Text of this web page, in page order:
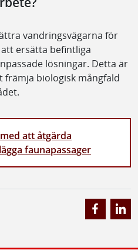
vandringsvägarna för
ersätta befintliga
lösningar. Detta är
främja biologisk mångfald
att åtgärda
faunapassager